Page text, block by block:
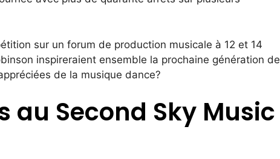
sur un forum de production musicale à 12 et 14
inspireraient ensemble la prochaine génération de
de la musique dance?
au Second Sky Music